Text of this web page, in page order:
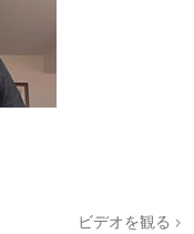
ビデオを観る